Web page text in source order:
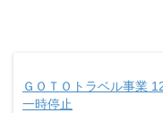
ＧＯＴＯトラベル事業
一時停止